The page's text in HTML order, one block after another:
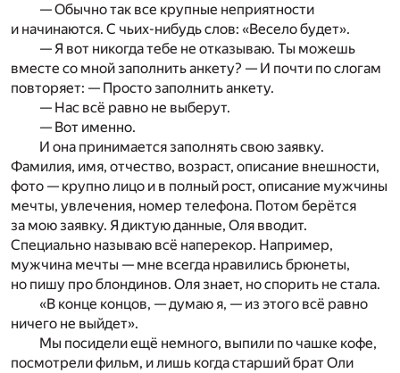
— Обычно так все крупные неприятности
и начинаются. С чьих-нибудь слов: «Весело будет».
— Я вот никогда тебе не отказываю. Ты можешь
вместе со мной заполнить анкету? — И почти по слогам
повторяет: — Просто заполнить анкету.
— Нас всё равно не выберут.
— Вот именно.
И она принимается заполнять свою заявку.
Фамилия, имя, отчество, возраст, описание внешности,
фото — крупно лицо и в полный рост, описание мужчины
мечты, увлечения, номер телефона. Потом берётся
за мою заявку. Я диктую данные, Оля вводит.
Специально называю всё наперекор. Например,
мужчина мечты — мне всегда нравились брюнеты,
но пишу про блондинов. Оля знает, но спорить не стала.
«В конце концов, — думаю я, — из этого всё равно
ничего не выйдет».
Мы посидели ещё немного, выпили по чашке кофе,
посмотрели фильм, и лишь когда старший брат Оли